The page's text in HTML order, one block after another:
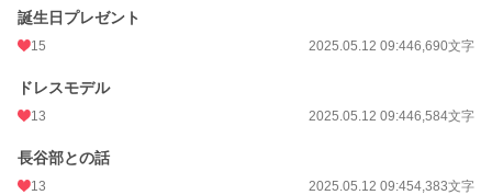
週間ポイント 21 pt (62,459 位)
年間ポイント
誕生日プレゼント
15 2025.05.12 09:446,690文字
ドレスモデル
13 2025.05.12 09:446,584文字
長谷部との話
13 2025.05.12 09:454,383文字